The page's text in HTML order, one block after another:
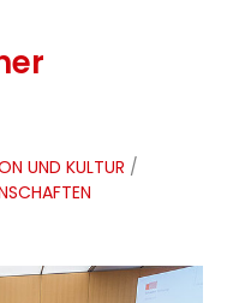
UND KULTUR /